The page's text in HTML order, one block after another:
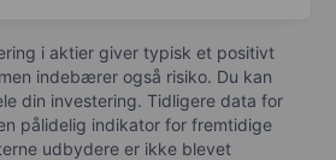
i aktier giver typisk et positivt
indebærer også risiko. Du kan
din investering. Tidligere data for
pålidelig indikator for fremtidige
udbydere er ikke blevet